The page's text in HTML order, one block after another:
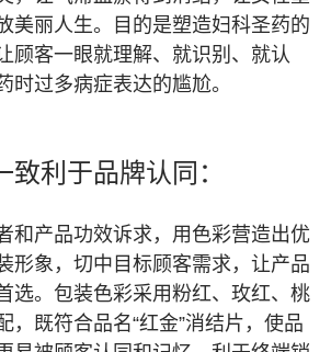
美丽人生。目的是塑造妇科圣药的
顾客一眼就理解、就识别、就认
时过多病症表达的尴尬。
致利于品牌认同：
和产品功效诉求，用色彩营造出优
形象，切中目标顾客需求，让产品
选。包装色彩采用粉红、玫红、桃
，既符合品名“红金”消结片，使品